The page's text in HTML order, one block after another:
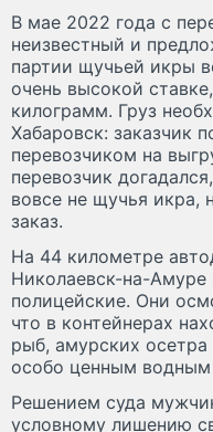
В мае 2022 года с
неизвестный и
партии щучьей икры
очень высокой
килограмм. Груз
Хабаровск: заказчик
перевозчиком на
перевозчик
вовсе не щучья икра,
заказ.
На 44 километре
Николаевск-на-Амуре
полицейские. Они
что в контейнерах
рыб, амурских осетра
особо ценным водным
Решением суда
условному лишению